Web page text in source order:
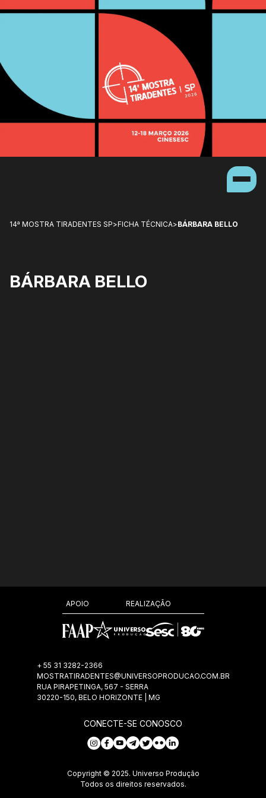
14ª MOSTRA TIRADENTES SP>FICHA TÉCNICA>BÁRBARA BELLO
BÁRBARA BELLO
APOIO REALIZAÇÃO
+ 55 31 3282-2366
MOSTRATIRADENTES@UNIVERSOPRODUCAO.COM.BR
RUA PIRAPETINGA, 567 - SERRA
30220-150, BELO HORIZONTE | MG
CONECTE-SE CONOSCO
Copyright © 2025. Universo Produção
Todos os direitos reservados.